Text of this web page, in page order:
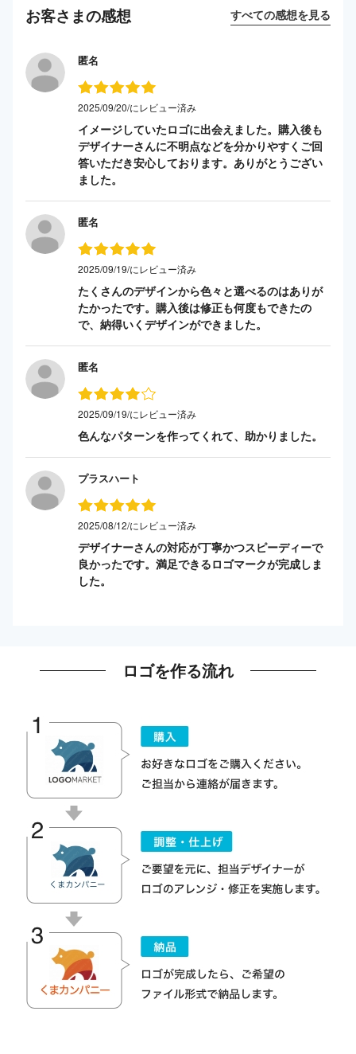
お客さまの感想 すべての感想を見る
匿名
2025/09/20/にレビュー済み
イメージしていたロゴに出会えました。購入後も
デザイナーさんに不明点などを分かりやすくご回
答いただき安心しております。ありがとうござい
ました。
匿名
2025/09/19/にレビュー済み
たくさんのデザインから色々と選べるのはありが
たかったです。購入後は修正も何度もできたの
で、納得いくデザインができました。
匿名
2025/09/19/にレビュー済み
色んなパターンを作ってくれて、助かりました。
プラスハート
2025/08/12/にレビュー済み
デザイナーさんの対応が丁寧かつスピーディーで
良かったです。満足できるロゴマークが完成しま
した。
ロゴを作る流れ